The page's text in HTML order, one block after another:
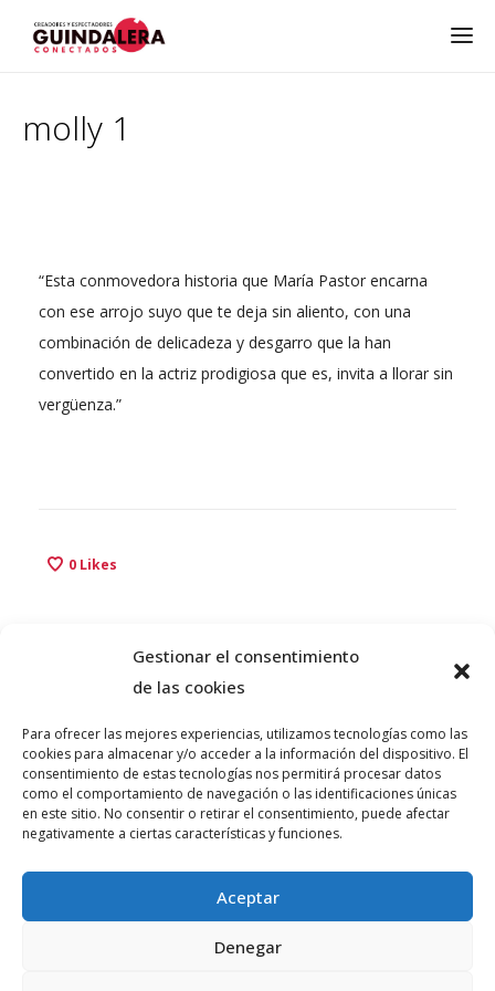
Gestionar el consentimiento
de las cookies
Para ofrecer las mejores experiencias, utilizamos tecnologías como las
cookies para almacenar y/o acceder a la información del dispositivo. El
consentimiento de estas tecnologías nos permitirá procesar datos
como el comportamiento de navegación o las identificaciones únicas
en este sitio. No consentir o retirar el consentimiento, puede afectar
negativamente a ciertas características y funciones.
Aceptar
Denegar
molly 1
“Esta conmovedora historia que María Pastor encarna
con ese arrojo suyo que te deja sin aliento, con una
combinación de delicadeza y desgarro que la han
convertido en la actriz prodigiosa que es, invita a llorar sin
vergüenza.”
0 Likes
© PLATAFORMA GUINDALERA 2026 teatro@guindalera.com
INFORMACIÓN